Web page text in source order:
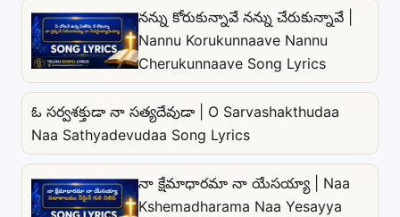
నన్ను కోరుకున్నావే నన్ను చేరుకున్నావే |
Nannu Korukunnaave Nannu
Cherukunnaave Song Lyrics
ఓ సర్వశక్తుడా నా సత్యదేవుడా | O Sarvashakthudaa
Naa Sathyadevudaa Song Lyrics
నా క్షేమాధారమా నా యేసయ్యా | Naa
Kshemadharama Naa Yesayya